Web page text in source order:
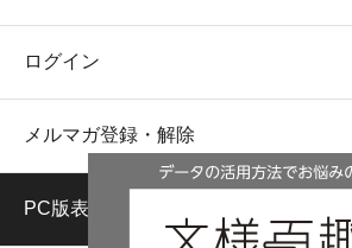
ログイン
メルマガ登録・解除
PC版表示に切り替える